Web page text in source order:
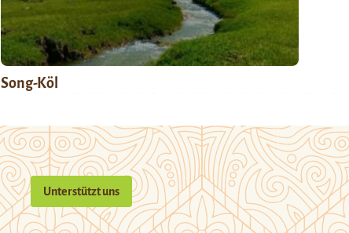
Song-Köl
Unterstützt uns